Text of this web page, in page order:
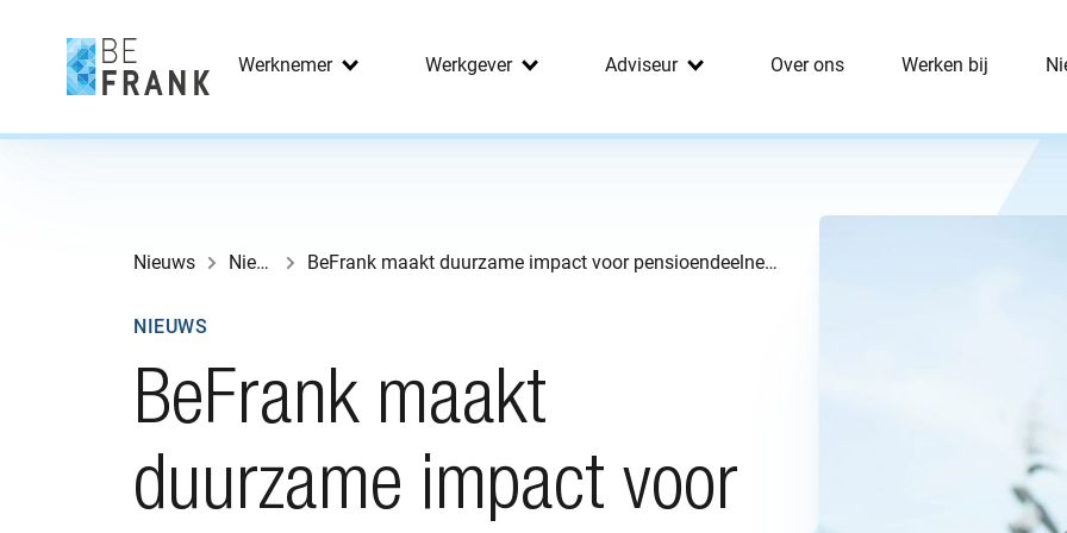
Werknemer Werkgever Adviseur Over ons Werken bij
Nieuws Nieuws BeFrank maakt duurzame impact voor pensioendeelnemer zichtbaar
BeFrank maakt
duurzame impact voor
NIEUWS